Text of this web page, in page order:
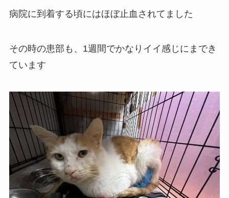
病院に到着する頃にはほぼ止血されてました
その時の患部も、1週間でかなりイイ感じにまでき
ています